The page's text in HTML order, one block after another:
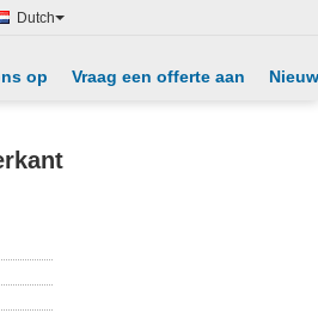
Dutch
op Vraag een offerte aan